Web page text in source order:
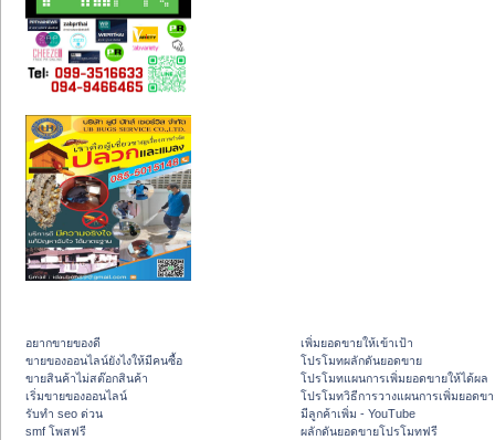
อยากขายของดี
ขายของออนไลน์ยังไงให้มีคนซื้อ
ขายสินค้าไม่สต๊อกสินค้า
เริ่มขายของออนไลน์
รับทำ seo ด่วน
smf โพสฟรี
เพิ่มยอดขายให้เข้าเป้า
โปรโมทผลักดันยอดขาย
โปรโมทแผนการเพิ่มยอดขายให้ได้ผล
โปรโมทวิธีการวางแผนการเพิ่มยอดข
มีลูกค้าเพิ่ม - YouTube
ผลักดันยอดขายโปรโมทฟรี